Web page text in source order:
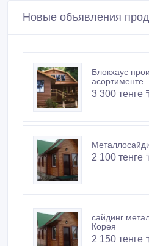
Новые объявления
Блокхаус
асортименте
3 300 тенге
2 100 тенге
сайдинг
Корея
2 150 тенге